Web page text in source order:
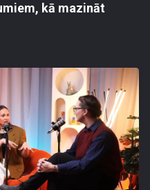
kā mazināt